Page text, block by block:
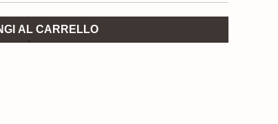
AL CARRELLO